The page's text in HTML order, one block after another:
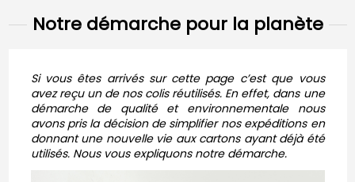
Notre démarche pour la planète
Si vous êtes arrivés sur cette page c’est que vous
avez reçu un de nos colis réutilisés. En effet, dans une
démarche de qualité et environnementale nous
avons pris la décision de simplifier nos expéditions en
donnant une nouvelle vie aux cartons ayant déjà été
utilisés. Nous vous expliquons notre démarche.